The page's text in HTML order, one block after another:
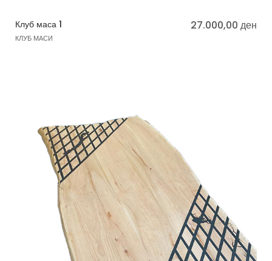
Клуб маса 1
КЛУБ МАСИ
27.000,00 ден